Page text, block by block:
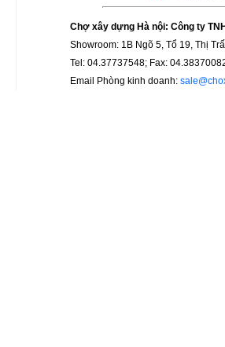
Chợ xây dựng Hà nội: Công ty
Showroom: 1B Ngõ 5, Tổ 19, Thị
Tel: 04.37737548; Fax:
Email Phòng kinh doanh: